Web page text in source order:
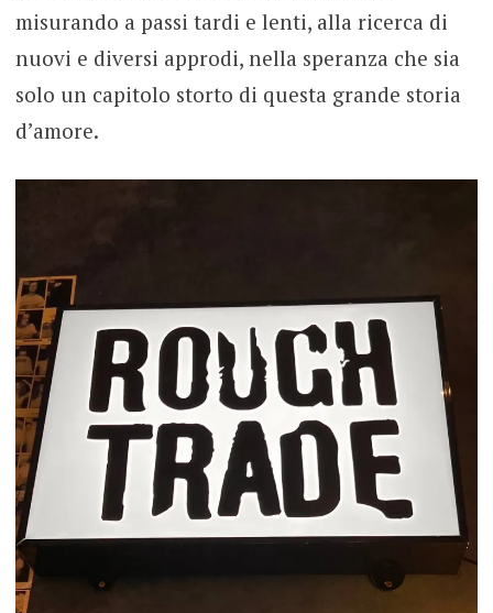
misurando a passi tardi e lenti, alla ricerca di
nuovi e diversi approdi, nella speranza che sia
solo un capitolo storto di questa grande storia
d’amore.